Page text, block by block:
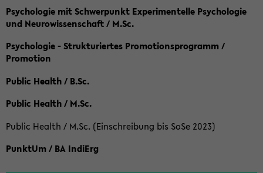
Psychologie mit Schwerpunkt Experimentelle Psychologie
und Neurowissenschaft / M.Sc.
Psychologie - Strukturiertes Promotionsprogramm /
Promotion
Public Health / B.Sc.
Public Health / M.Sc.
Public Health / M.Sc. (Einschreibung bis SoSe 2023)
PunktUm / BA IndiErg